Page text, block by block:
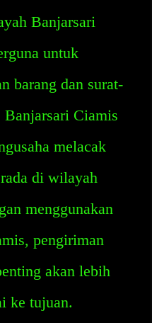
Banjarsari
untuk
barang dan surat-
Banjarsari Ciamis
melacak
di wilayah
menggunakan
pengiriman
akan lebih
ke tujuan.